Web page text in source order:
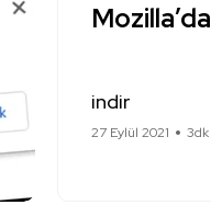
indir
27 Eylül 2021 3dk